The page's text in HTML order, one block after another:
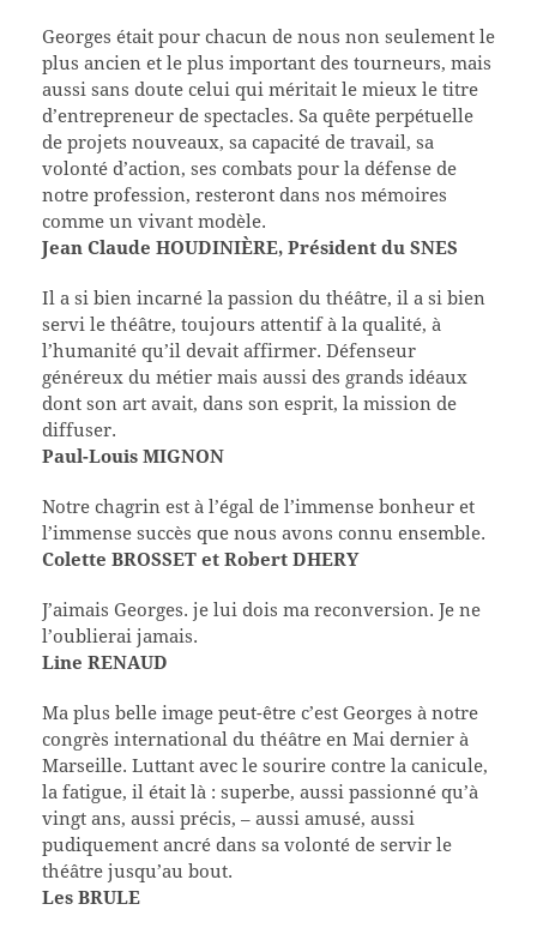
Georges était pour chacun de nous non seulement le
plus ancien et le plus important des tourneurs, mais
aussi sans doute celui qui méritait le mieux le titre
d’entrepreneur de spectacles. Sa quête perpétuelle
de projets nouveaux, sa capacité de travail, sa
volonté d’action, ses combats pour la défense de
notre profession, resteront dans nos mémoires
comme un vivant modèle.
Jean Claude HOUDINIÈRE, Président du SNES
Il a si bien incarné la passion du théâtre, il a si bien
servi le théâtre, toujours attentif à la qualité, à
l’humanité qu’il devait affirmer. Défenseur
généreux du métier mais aussi des grands idéaux
dont son art avait, dans son esprit, la mission de
diffuser.
Paul-Louis MIGNON
Notre chagrin est à l’égal de l’immense bonheur et
l’immense succès que nous avons connu ensemble.
Colette BROSSET et Robert DHERY
J’aimais Georges. je lui dois ma reconversion. Je ne
l’oublierai jamais.
Line RENAUD
Ma plus belle image peut-être c’est Georges à notre
congrès international du théâtre en Mai dernier à
Marseille. Luttant avec le sourire contre la canicule,
la fatigue, il était là : superbe, aussi passionné qu’à
vingt ans, aussi précis, – aussi amusé, aussi
pudiquement ancré dans sa volonté de servir le
théâtre jusqu’au bout.
Les BRULE